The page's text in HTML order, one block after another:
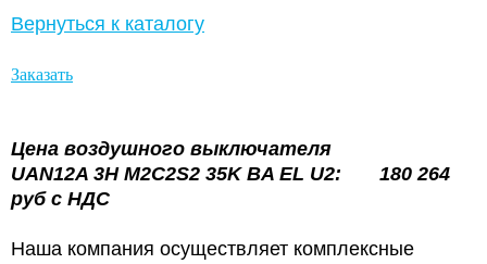
Вернуться к каталогу
Заказать
Цена воздушного выключателя
UAN12A 3H M2C2S2 35K BA EL U2: 180 264
руб с НДС
Наша компания осуществляет комплексные